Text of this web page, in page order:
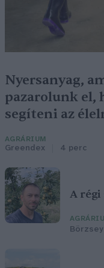
Nyersanyag,
pazarolunk
segíteni az
AGRÁRIUM
Greendex 4 perc
A